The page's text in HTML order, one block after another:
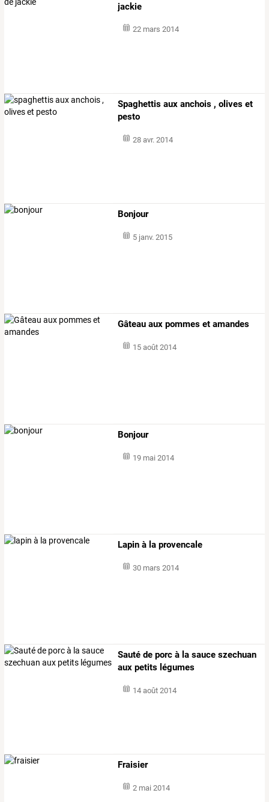
jackie
22 mars 2014
Spaghettis aux anchois , olives et
pesto
28 avr. 2014
Bonjour
5 janv. 2015
Gâteau aux pommes et amandes
15 août 2014
Bonjour
19 mai 2014
Lapin à la provencale
30 mars 2014
Sauté de porc à la sauce szechuan
aux petits légumes
14 août 2014
Fraisier
2 mai 2014